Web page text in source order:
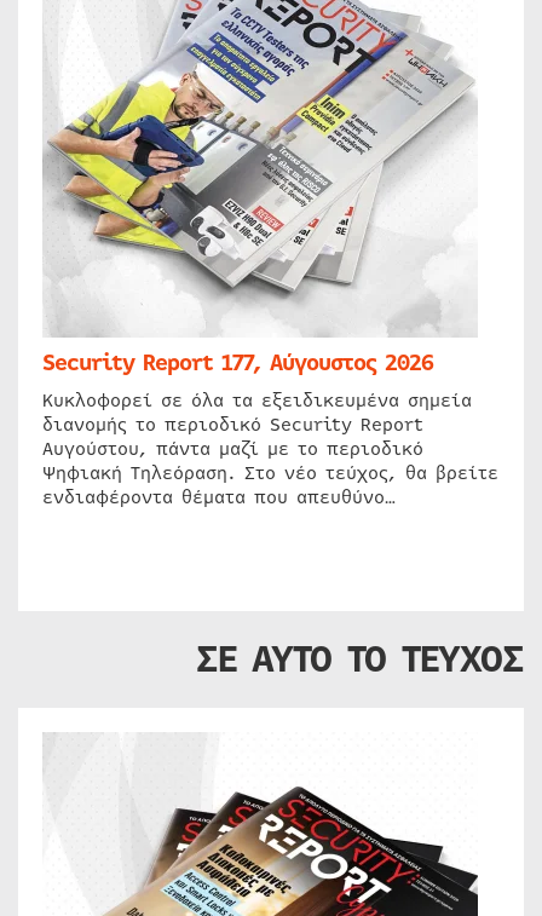
Security Report 177, Αύγουστος 2026
Κυκλοφορεί σε όλα τα εξειδικευμένα σημεία
διανομής το περιοδικό Security Report
Αυγούστου, πάντα μαζί με το περιοδικό
Ψηφιακή Τηλεόραση. Στο νέο τεύχος, θα βρείτε
ενδιαφέροντα θέματα που απευθύνο…
ΣΕ ΑΥΤΟ ΤΟ ΤΕΥΧΟΣ